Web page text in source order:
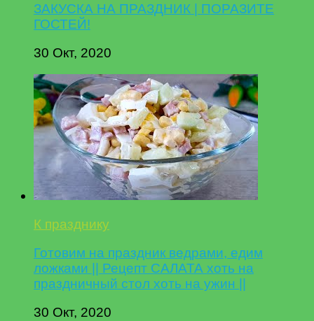
ЗАКУСКА НА ПРАЗДНИК | ПОРАЗИТЕ
ГОСТЕЙ!
30 Окт, 2020
К празднику
Готовим на праздник ведрами, едим
ложками || Рецепт САЛАТА хоть на
праздничный стол хоть на ужин ||
30 Окт, 2020